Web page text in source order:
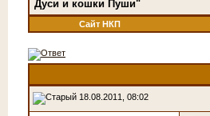
Дуси и кошки Пуши"
Сайт НКП
18.08.2011, 08:02